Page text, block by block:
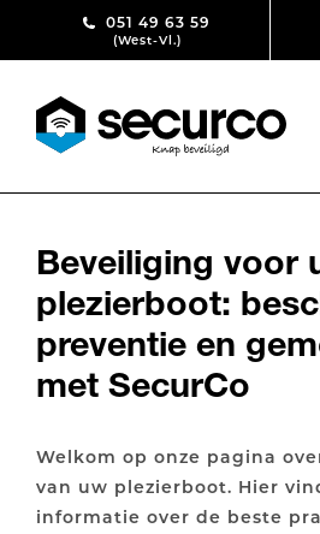
Skip to content051 49 63 59
(West-Vl.)
Beveiliging voor
plezierboot:
preventie en
met SecurCo
Welkom op onze pagina
van uw plezierboot. Hier
informatie over de beste